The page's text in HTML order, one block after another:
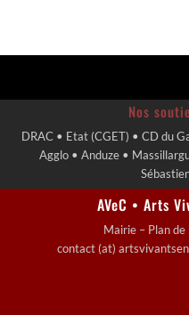
Nos
DRAC • Etat (CGET) • CD du
Agglo • Anduze •
AVeC • Arts
Mairie – Plan
contact (at)